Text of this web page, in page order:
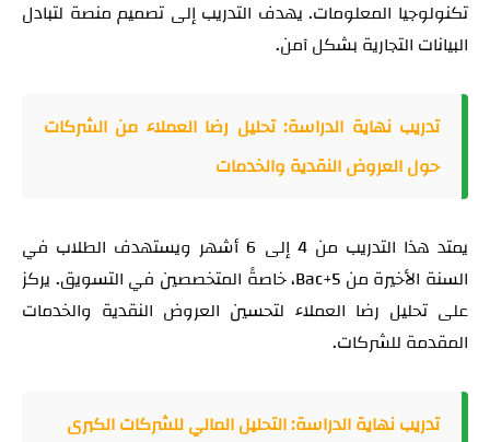
تكنولوجيا المعلومات. يهدف التدريب إلى تصميم منصة لتبادل
البيانات التجارية بشكل آمن.
تدريب نهاية الدراسة: تحليل رضا العملاء من الشركات
حول العروض النقدية والخدمات
يمتد هذا التدريب من 4 إلى 6 أشهر ويستهدف الطلاب في
السنة الأخيرة من Bac+5، خاصةً المتخصصين في التسويق. يركز
على تحليل رضا العملاء لتحسين العروض النقدية والخدمات
المقدمة للشركات.
تدريب نهاية الدراسة: التحليل المالي للشركات الكبرى